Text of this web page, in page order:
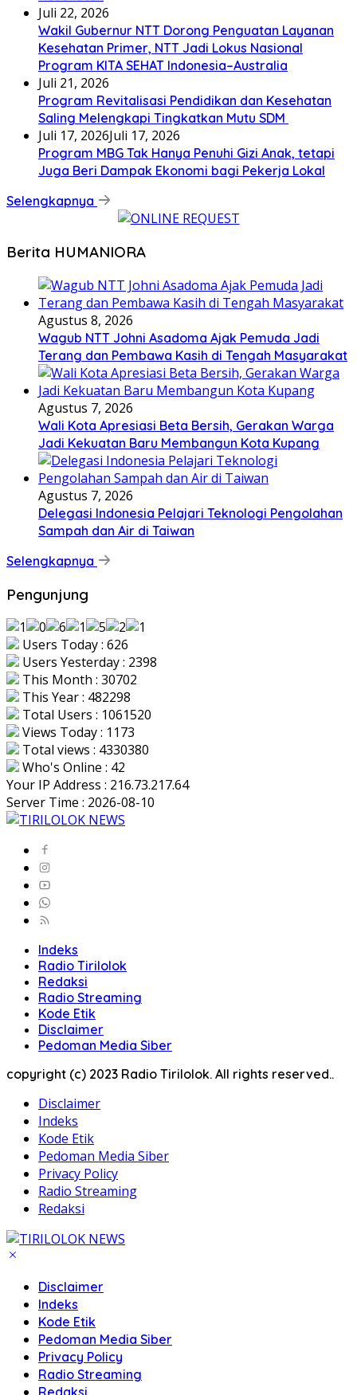
Juli 22, 2026
Wakil Gubernur NTT Dorong Penguatan Layanan
Kesehatan Primer, NTT Jadi Lokus Nasional
Program KITA SEHAT Indonesia–Australia
Juli 21, 2026
Program Revitalisasi Pendidikan dan Kesehatan
Saling Melengkapi Tingkatkan Mutu SDM
Juli 17, 2026Juli 17, 2026
Program MBG Tak Hanya Penuhi Gizi Anak, tetapi
Juga Beri Dampak Ekonomi bagi Pekerja Lokal
Selengkapnya
Berita HUMANIORA
Agustus 8, 2026
Wagub NTT Johni Asadoma Ajak Pemuda Jadi
Terang dan Pembawa Kasih di Tengah Masyarakat
Agustus 7, 2026
Wali Kota Apresiasi Beta Bersih, Gerakan Warga
Jadi Kekuatan Baru Membangun Kota Kupang
Agustus 7, 2026
Delegasi Indonesia Pelajari Teknologi Pengolahan
Sampah dan Air di Taiwan
Selengkapnya
Pengunjung
Users Today : 626
Users Yesterday : 2398
This Month : 30702
This Year : 482298
Total Users : 1061520
Views Today : 1173
Total views : 4330380
Who's Online : 42
Your IP Address : 216.73.217.64
Server Time : 2026-08-10
Indeks
Radio Tirilolok
Redaksi
Radio Streaming
Kode Etik
Disclaimer
Pedoman Media Siber
copyright (c) 2023 Radio Tirilolok. All rights reserved..
Disclaimer
Indeks
Kode Etik
Pedoman Media Siber
Privacy Policy
Radio Streaming
Redaksi
Disclaimer
Indeks
Kode Etik
Pedoman Media Siber
Privacy Policy
Radio Streaming